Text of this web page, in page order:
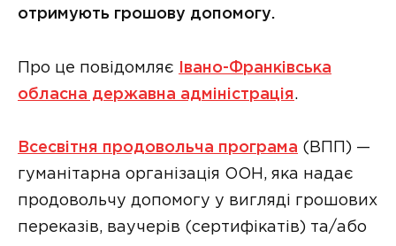
отримують грошову допомогу.
Про це повідомляє
Івано-Франківська
обласна державна адміністрація.
Всесвітня продовольча програма (ВПП) —
гуманітарна організація ООН, яка надає
продовольчу допомогу у вигляді грошових
переказів, ваучерів (сертифікатів) та/або